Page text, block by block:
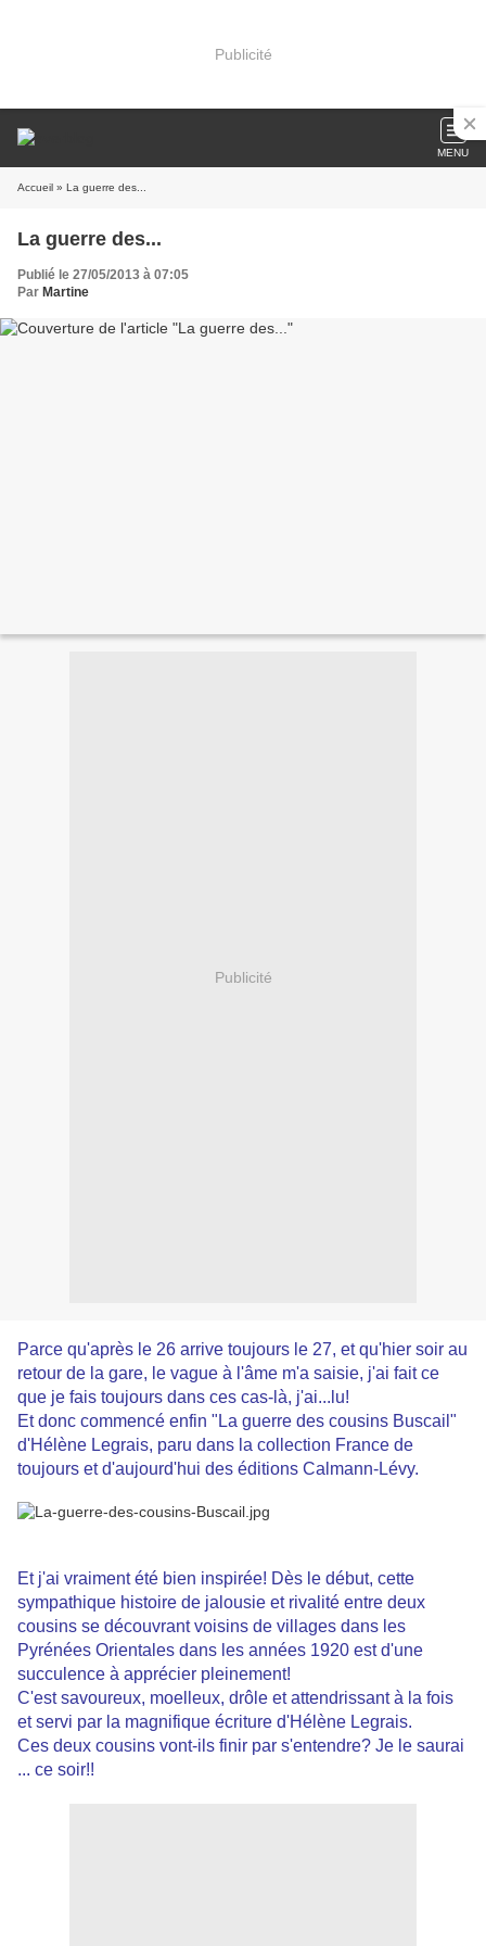
Publicité
MENU
Accueil » La guerre des...
La guerre des...
Publié le 27/05/2013 à 07:05
Par Martine
Publicité
Parce qu'après le 26 arrive toujours le 27, et qu'hier soir au
retour de la gare, le vague à l'âme m'a saisie, j'ai fait ce
que je fais toujours dans ces cas-là, j'ai...lu!
Et donc commencé enfin "La guerre des cousins Buscail"
d'Hélène Legrais, paru dans la collection France de
toujours et d'aujourd'hui des éditions Calmann-Lévy.
Et j'ai vraiment été bien inspirée! Dès le début, cette
sympathique histoire de jalousie et rivalité entre deux
cousins se découvrant voisins de villages dans les
Pyrénées Orientales dans les années 1920 est d'une
succulence à apprécier pleinement!
C'est savoureux, moelleux, drôle et attendrissant à la fois
et servi par la magnifique écriture d'Hélène Legrais.
Ces deux cousins vont-ils finir par s'entendre? Je le saurai
... ce soir!!